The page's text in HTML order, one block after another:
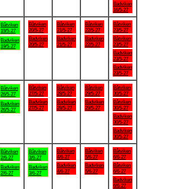
Badviken
16/5-27
Båtviken
19/5-27
Badviken
19/5-27
Båtviken
20/5-27
Badviken
20/5-27
Båtviken
21/5-27
Badviken
21/5-27
Båtviken
22/5-27
Badviken
22/5-27
Båtviken
23/5-27
Båtviken
23/5-27
Badviken
23/5-27
Badviken
23/5-27
Båtviken
26/5-27
Badviken
26/5-27
Båtviken
27/5-27
Badviken
27/5-27
Båtviken
28/5-27
Badviken
28/5-27
Båtviken
29/5-27
Badviken
29/5-27
Båtviken
30/5-27
Båtviken
30/5-27
Badviken
30/5-27
Badviken
30/5-27
Båtviken
2/6-27
Badviken
2/6-27
Båtviken
3/6-27
Badviken
3/6-27
Båtviken
4/6-27
Badviken
4/6-27
Båtviken
5/6-27
Badviken
5/6-27
Båtviken
6/6-27
Båtviken
6/6-27
Badviken
6/6-27